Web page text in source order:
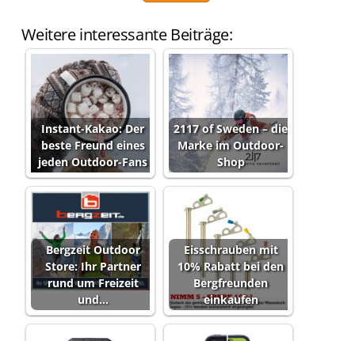
Weitere interessante Beiträge:
Instant-Kakao: Der
beste Freund eines
jeden Outdoor-Fans
2117 of Sweden – die
Marke im Outdoor-
Shop
Bergzeit Outdoor
Store: Ihr Partner
rund um Freizeit
und…
Eisschrauben mit
10% Rabatt bei den
Bergfreunden
einkaufen